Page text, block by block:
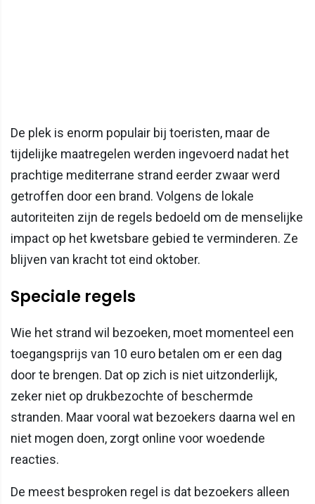
De plek is enorm populair bij toeristen, maar de
tijdelijke maatregelen werden ingevoerd nadat het
prachtige mediterrane strand eerder zwaar werd
getroffen door een brand. Volgens de lokale
autoriteiten zijn de regels bedoeld om de menselijke
impact op het kwetsbare gebied te verminderen. Ze
blijven van kracht tot eind oktober.
Speciale regels
Wie het strand wil bezoeken, moet momenteel een
toegangsprijs van 10 euro betalen om er een dag
door te brengen. Dat op zich is niet uitzonderlijk,
zeker niet op drukbezochte of beschermde
stranden. Maar vooral wat bezoekers daarna wel en
niet mogen doen, zorgt online voor woedende
reacties.
De meest besproken regel is dat bezoekers alleen